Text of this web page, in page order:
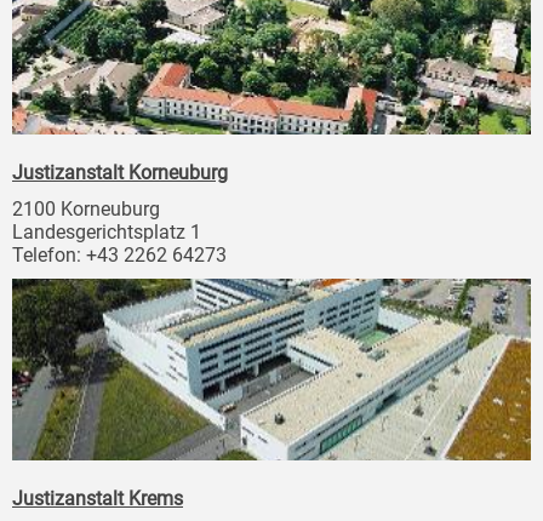
Justizanstalt Korneuburg
2100 Korneuburg
Landesgerichtsplatz 1
Telefon: +43 2262 64273
Justizanstalt Krems